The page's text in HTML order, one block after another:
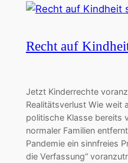
Recht auf
Jetzt Kinderrechte
Realitätsverlust Wie weit
politische Klasse bereits
normaler Familien
Pandemie ein sinnfreies
die Verfassung“